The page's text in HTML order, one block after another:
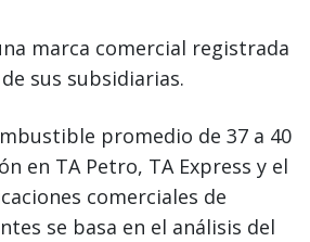
marca comercial registrada
sus subsidiarias.
promedio de 37 a 40
en TA Petro, TA Express y el
comerciales de
se basa en el análisis del